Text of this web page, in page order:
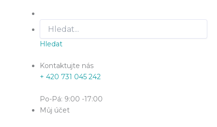
Hledat
Kontaktujte nás
+ 420 731 045 242
Po-Pá: 9:00 -17:00
Můj účet